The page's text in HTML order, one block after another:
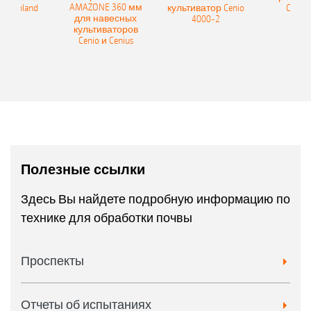
направления движения и заделывается
идущими следом дисками.
местности и надежно измельчать
пожнивные остатки по всей ширине
захвата.
Преимущества ножевого катка
Наилучший результат реза благодаря
Onland
AMAZONE 360 мм
для навесных
культиваторов
Cenio и Cenius
культиватор Cenio
4000-2
Полезные ссылки
Здесь Вы найдете подробную информацию по
технике для обработки почвы
Проспекты
Отчеты об испытаниях